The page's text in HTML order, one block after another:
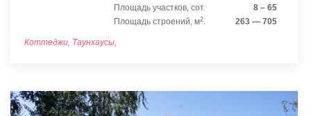
Площадь участков, сот.
8 – 65
Площадь строений, м2. 263 — 705
Коттеджи, Таунхаусы,